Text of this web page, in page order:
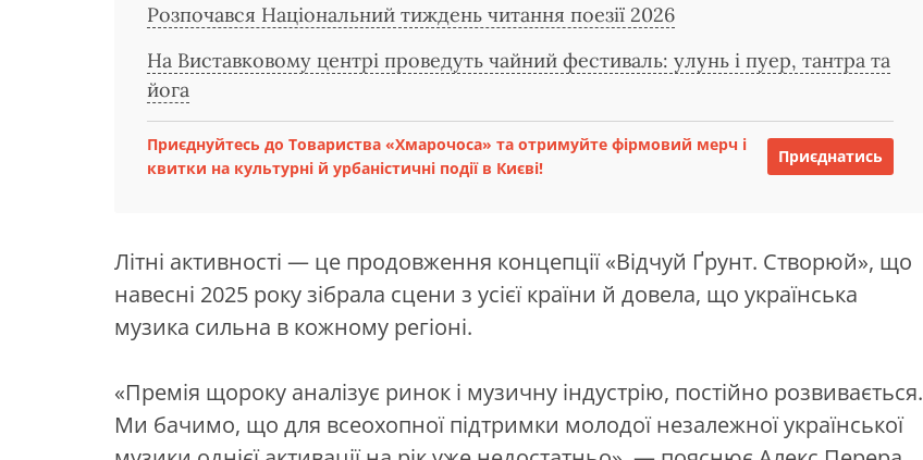
Розпочався Національний тиждень читання поезії 2026
На Виставковому центрі проведуть чайний фестиваль: улунь і пуер, тантра та
йога
Приєднуйтесь до Товариства «Хмарочоса» та отримуйте фірмовий мерч і
квитки на культурні й урбаністичні події в Києві!
Приєднатись
Літні активності — це продовження концепції «Відчуй Ґрунт. Створюй», що
навесні 2025 року зібрала сцени з усієї країни й довела, що українська
музика сильна в кожному регіоні.
«Премія щороку аналізує ринок і музичну індустрію, постійно розвивається.
Ми бачимо, що для всеохопної підтримки молодої незалежної української